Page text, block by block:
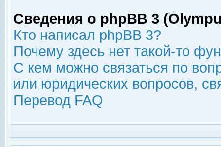
Сведения о phpBB 3
Кто написал phpBB 3?
Почему здесь нет такой-то
С кем можно связаться по
или юридических вопросов,
Перевод FAQ